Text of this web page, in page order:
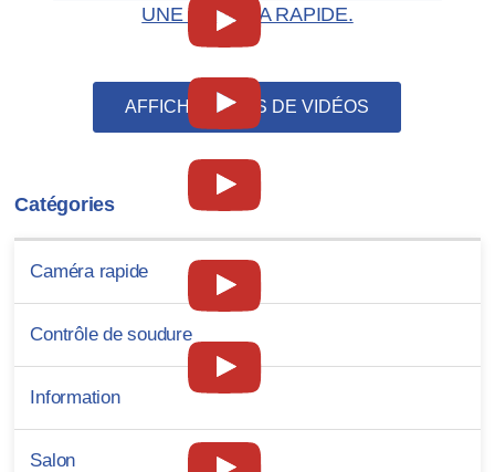
UNE CAMÉRA RAPIDE.
AFFICHER PLUS DE VIDÉOS
Catégories
Caméra rapide
Contrôle de soudure
Information
Salon